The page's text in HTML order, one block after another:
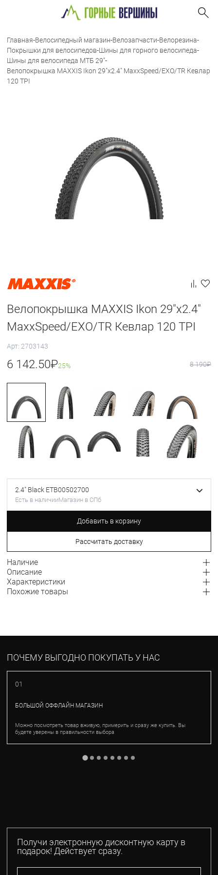
Главная-Велосипедный магазин-Велозапчасти-Велорезина-
Покрышки для велосипедов-Шины для горного велосипеда-
Шины для велосипеда МТБ 29"-
Велопокрышка MAXXIS Ikon 29"x2.4" MaxxSpeed/EXO/TR Кевлар
120 TPI
Велопокрышка MAXXIS Ikon 29"x2.4"
MaxxSpeed/EXO/TR Кевлар 120 TPI
Арт: 2703143
6 142.50₽25% 8 190₽
2.4" Black ETB00502700
Есть в наличииМагазин в СПб
Добавить в корзину
Рассчитать доставку
Наличие
Описание
Характеристики
Похожие товары
ПОЧЕМУ ВЫГОДНО ПОКУПАТЬ У НАС
01
БОЛЬШОЙ ОФФЛАЙН МАГАЗИН
Можно посмотреть товар вживую, примерить и сразу же купить. Вы
будете уверены в правильности выбора
Получи электронную дисконтную карту в
подарок! Действует сразу.